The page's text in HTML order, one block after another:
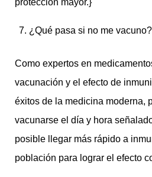
¿Qué pasa si no me vacuno?
Como expertos en
vacunación y el efecto de
éxitos de la medicina moderna,
vacunarse el día y hora
posible llegar más rápido a
población para lograr el efecto